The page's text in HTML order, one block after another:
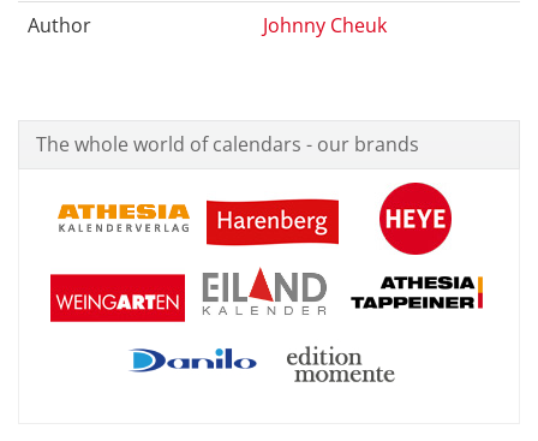
Author
Johnny Cheuk
The whole world of calendars - our brands